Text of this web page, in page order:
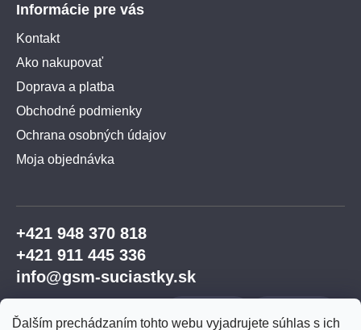
Ďalším prechádzaním tohto webu vyjadrujete súhlas s ich
Informácie pre vás
Kontakt
Ako nakupovať
Doprava a platba
Obchodné podmienky
Ochrana osobných údajov
Moja objednávka
+421 948 370 818
+421 911 445 336
info@gsm-suciastky.sk